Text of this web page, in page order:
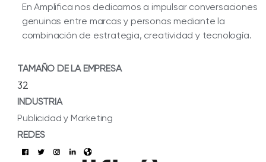
En Amplifica nos dedicamos a impulsar conversaciones
genuinas entre marcas y personas mediante la
combinación de estrategia, creatividad y tecnología.
TAMAÑO DE LA EMPRESA
32
INDUSTRIA
Publicidad y Marketing
REDES